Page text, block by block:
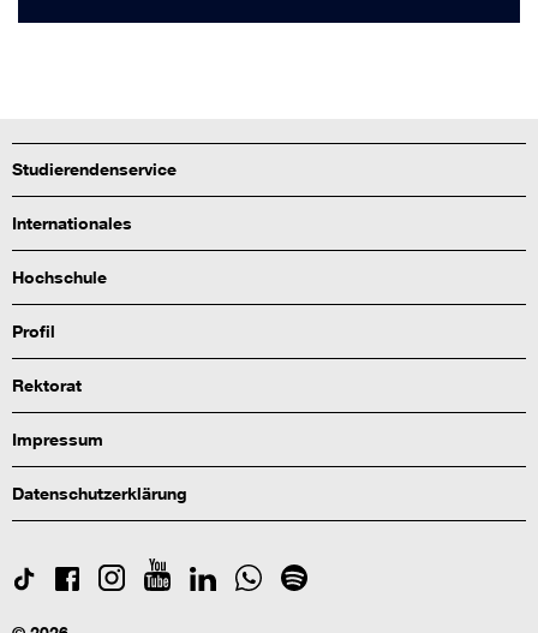
Studierendenservice
Internationales
Hochschule
Profil
Rektorat
Impressum
Datenschutzerklärung